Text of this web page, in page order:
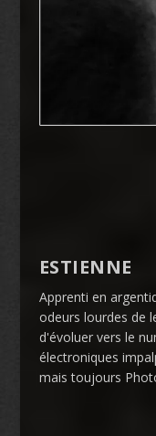
ESTIENNE
Apprenti en
odeurs lourdes de
d'évoluer vers le
électroniques
mais toujours